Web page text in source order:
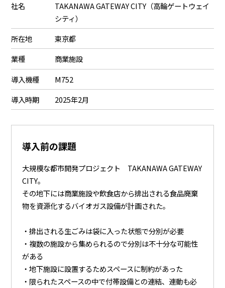
社名
TAKANAWA GATEWAY CITY（高輪ゲートウェイ
シティ）
所在地
東京都
業種
商業施設
導入機種
M752
導入時期
2025年2月
導入前の課題
大規模な都市開発プロジェクト TAKANAWA GATEWAY
CITY。
その地下には商業施設や飲食店から排出される食品廃棄
物を資源化するバイオガス設備が計画された。
・排出される生ごみは袋に入った状態で分別が必要
・複数の施設から集められるので分別は不十分な可能性
がある
・地下施設に設置するためスペースに制約があった
・限られたスペースの中で付帯設備との連結、連動も必